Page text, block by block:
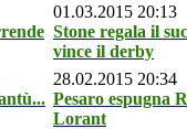
01.03.2015 20:13
Stone regala il
vince il derby
28.02.2015 20:34
Pesaro espugna
Lorant